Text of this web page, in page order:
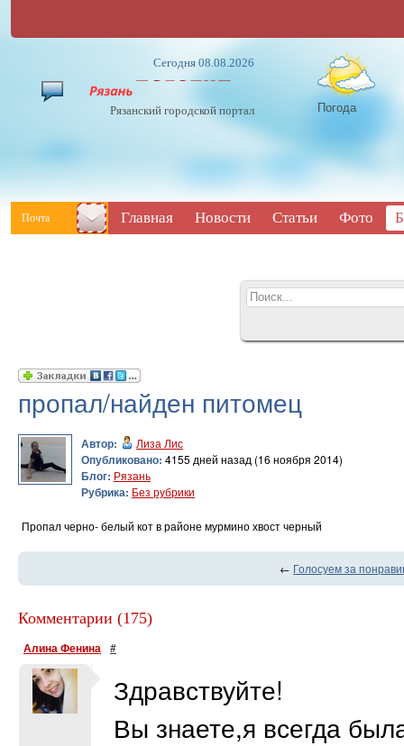
Сегодня 08.08.2026
Рязанский городской портал Погода
Почта Главная Новости Статьи Фото
пропал/найден питомец
Автор: Лиза Лис
Опубликовано: 4155 дней назад (16 ноября 2014)
Блог: Рязань
Рубрика: Без рубрики
Пропал черно- белый кот в районе мурмино хвост черный
← Голосуем за
Комментарии (175)
Алина Фенина #
Здравствуйте!
Вы знаете,я всегда